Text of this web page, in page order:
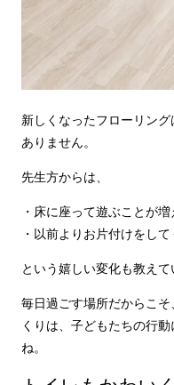
新しくなったフローリン
ありません。
先生方からは、
・床に座って遊ぶことが増
・以前よりお片付けをし
という嬉しい変化も教えて
毎日過ごす場所だからこ
くりは、子どもたちの行
ね。